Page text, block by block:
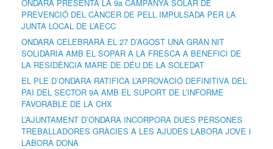
ONDARA PRESENTA LA 9a CAMPANYA SOLAR DE
PREVENCIÓ DEL CÀNCER DE PELL IMPULSADA PER LA
JUNTA LOCAL DE L’AECC
ONDARA CELEBRARÀ EL 27 D’AGOST UNA GRAN NIT
SOLIDÀRIA AMB EL SOPAR A LA FRESCA A BENEFICI DE
LA RESIDÈNCIA MARE DE DÉU DE LA SOLEDAT
EL PLE D’ONDARA RATIFICA L’APROVACIÓ DEFINITIVA DEL
PAI DEL SECTOR 9A AMB EL SUPORT DE L’INFORME
FAVORABLE DE LA CHX
L’AJUNTAMENT D’ONDARA INCORPORA DUES PERSONES
TREBALLADORES GRÀCIES A LES AJUDES LABORA JOVE I
LABORA DONA